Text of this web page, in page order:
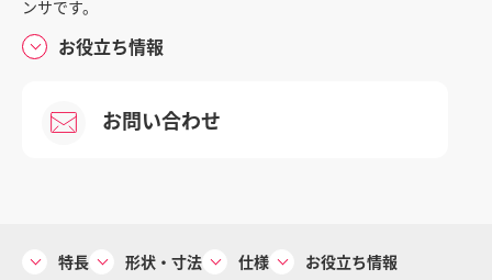
重要なお知らせ
個人情報の取り扱い
ンサです。
お役立ち情報
お問い合わせ
特長 形状・寸法 仕様
お役立ち情報